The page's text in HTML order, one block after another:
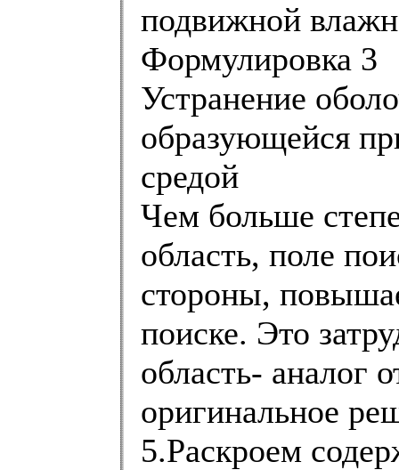
подвижной
Формулировка 3
Устранение
образующейся
средой
Чем больше
область, поле
стороны,
поиске. Это
область- аналог
оригинальное
5.Раскроем